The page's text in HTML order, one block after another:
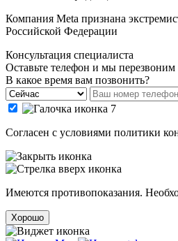
Компания Meta признана
Российской Федерации
Консультация специалиста
Оставьте телефон и мы перезвоним
В какое время вам позвонить?
Cогласен с условиями политики
Имеются противопоказания.
Хорошо